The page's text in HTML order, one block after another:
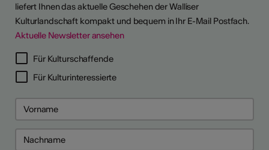
liefert Ihnen das aktuelle Geschehen der Walliser
Kulturlandschaft kompakt und bequem in Ihr E-Mail Postfach.
Aktuelle Newsletter ansehen
Für Kulturschaffende
Für Kulturinteressierte